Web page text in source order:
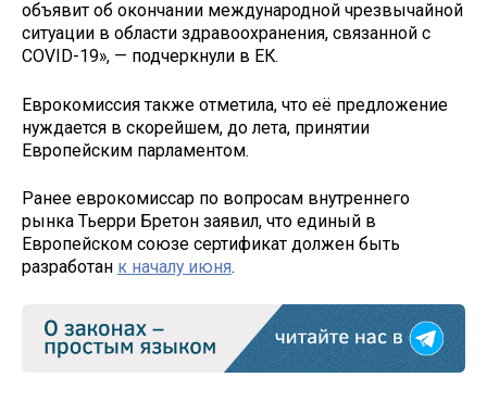
объявит об окончании международной чрезвычайной
ситуации в области здравоохранения, связанной с
COVID-19», — подчеркнули в ЕК.
Еврокомиссия также отметила, что её предложение
нуждается в скорейшем, до лета, принятии
Европейским парламентом.
Ранее еврокомиссар по вопросам внутреннего
рынка Тьерри Бретон заявил, что единый в
Европейском союзе сертификат должен быть
разработан к началу июня.